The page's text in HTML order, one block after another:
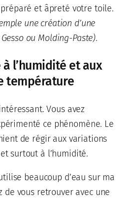
et âpreté votre toile.
une création d’une
ou Molding-Paste).
l’humidité et aux
température
Vous avez
ce phénomène. Le
de régir aux variations
surtout à l’humidité.
beaucoup d’eau sur ma
de vous retrouver avec une